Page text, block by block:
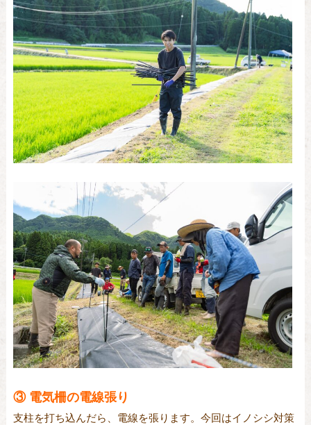
③ 電気柵の電線張り
支柱を打ち込んだら、電線を張ります。今回はイノシシ対策